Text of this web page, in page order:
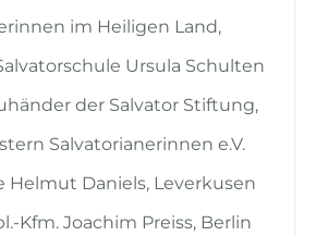
im Heiligen Land,
Ursula Schulten
der Salvator Stiftung,
Salvatorianerinnen e.V.
Helmut Daniels, Leverkusen
Kfm. Joachim Preiss, Berlin